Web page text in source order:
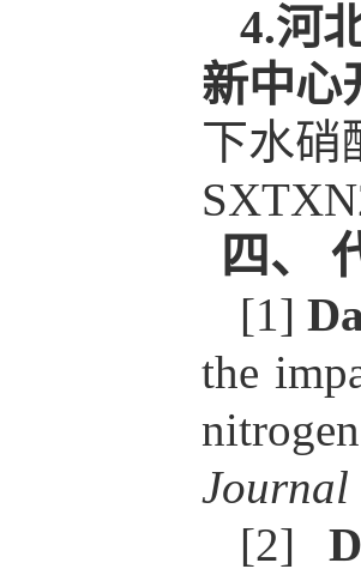
4.河
新中心
下水硝
四 、
[1]
the
Journal
[2]